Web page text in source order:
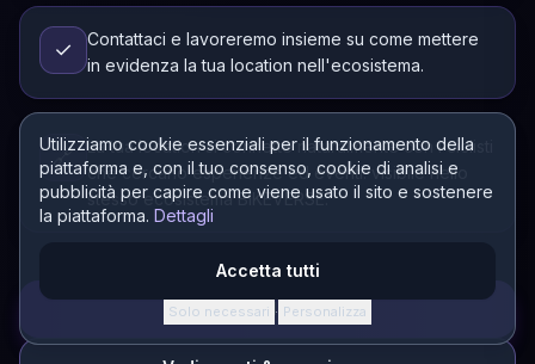
Utilizziamo cookie essenziali per il funzionamento della
piattaforma e, con il tuo consenso, cookie di analisi e
pubblicità per capire come viene usato il sito e sostenere
la piattaforma. Dettagli
Accetta tutti
Solo necessari · Personalizza
✓
Contattaci e lavoreremo insieme su come mettere
in evidenza la tua location nell'ecosistema.
🔗
La tua location si connette naturalmente con i ciclisti
che cercano esperienze ed eventi: visibile nello
stesso ecosistema BIKEVERSE.
Apri CONECTOR